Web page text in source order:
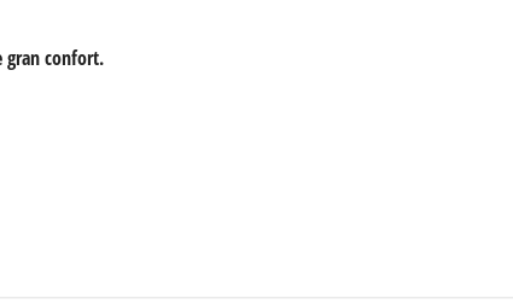
gran confort.